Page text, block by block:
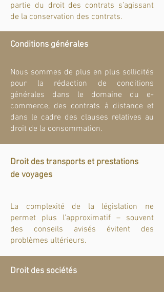
partie du droit des contrats s’agissant
de la conservation des contrats.
Conditions générales
Nous sommes de plus en plus sollicités
pour la rédaction de conditions
générales dans le domaine du e-
commerce, des contrats à distance et
dans le cadre des clauses relatives au
droit de la consommation.
Droit des transports et prestations
de voyages
La complexité de la législation ne
permet plus l’approximatif – souvent
des conseils avisés évitent des
problèmes ultérieurs.
Droit des sociétés